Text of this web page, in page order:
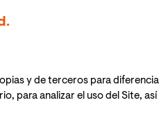
y relación con
informática
y de terceros para
para analizar el uso del Site,